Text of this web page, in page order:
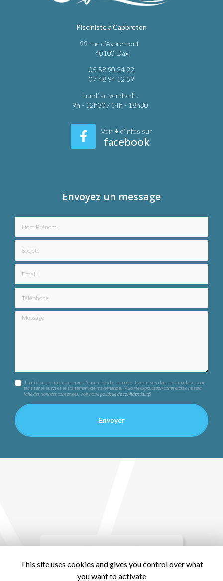
Pisciniste à Capbreton
99 rue d’Aspremont
40100 Dax
05 58 90 24 22
07 48 94 12 59
Lundi au vendredi :
9h - 12h30 / 14h - 18h30
Voir + d'infos sur
facebook
Envoyez un message
Message
J'autorise ce site à conserver l'ensemble des données transmises dans ce formulaire pour
faciliter le suivi et le traitement de ma demande.(Aucune exploitation commerciale ne sera
faite des données conservées. Voir notrepolitique de confidentialité)
This site uses cookies and gives you control over what
you want to activate